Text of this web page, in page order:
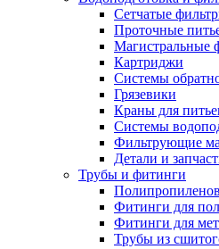
Сетчатые
Проточные
Магистральные
Картриджи
Системы
Грязевики
Краны для
Системы
Фильтрующие
Детали и
Трубы и фитинги
Фитинги для
Фитинги для
Трубы из